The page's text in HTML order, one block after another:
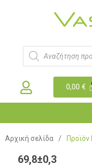
0,00€
Αρχική σελίδα /
69,8±0,3